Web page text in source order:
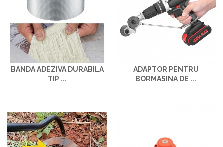
BANDA ADEZIVA DURABILA
TIP ...
ADAPTOR PENTRU
BORMASINA DE ...